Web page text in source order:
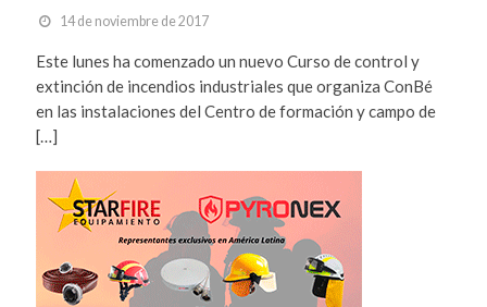
14 de noviembre de 2017
Este lunes ha comenzado un nuevo Curso de control y
extinción de incendios industriales que organiza ConBé
en las instalaciones del Centro de formación y campo de
[…]